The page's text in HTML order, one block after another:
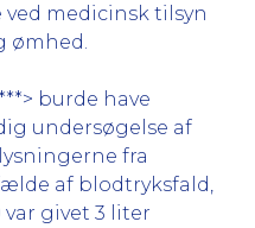
ved medicinsk tilsyn
ømhed.
burde have
undersøgelse af
fra
af blodtryksfald,
givet 3 liter